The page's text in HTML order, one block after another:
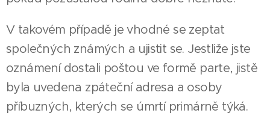
V takovém případě je vhodné se zeptat
společných známých a ujistit se. Jestliže jste
oznámení dostali poštou ve formě parte, jistě
byla uvedena zpáteční adresa a osoby
příbuzných, kterých se úmrtí primárně týká.